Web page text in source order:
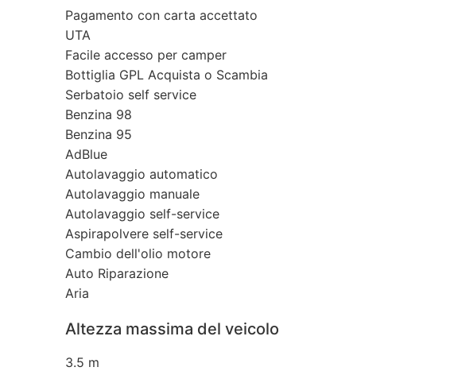
Pagamento con carta accettato
UTA
Facile accesso per camper
Bottiglia GPL Acquista o Scambia
Serbatoio self service
Benzina 98
Benzina 95
AdBlue
Autolavaggio automatico
Autolavaggio manuale
Autolavaggio self-service
Aspirapolvere self-service
Cambio dell'olio motore
Auto Riparazione
Aria
Altezza massima del veicolo
3.5 m